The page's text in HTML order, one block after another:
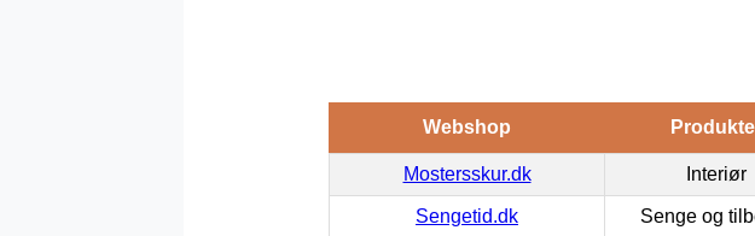
Webshop
Mostersskur.dk Interiør
Sengetid.dk Senge og